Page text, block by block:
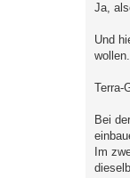
t
g
Ja,
Und
wollen.
Terra-
Bei
Im